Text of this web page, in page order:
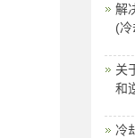
解
(
关
和
冷